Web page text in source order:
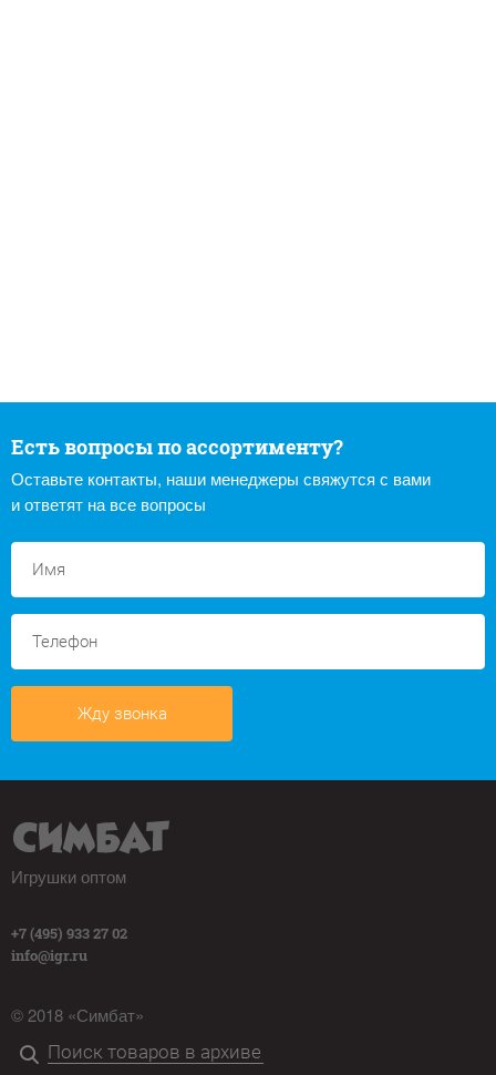
Есть вопросы по ассортименту?
Оставьте контакты, наши менеджеры свяжутся с вами
и ответят на все вопросы
Жду звонка
Игрушки оптом
+7 (495) 933 27 02
info@igr.ru
© 2018 «Симбат»